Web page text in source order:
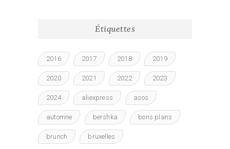
Étiquettes
2016 2017 2018 2019
2020 2021 2022 2023
2024 aliexpress asos
automne bershka bons plans
brunch bruxelles